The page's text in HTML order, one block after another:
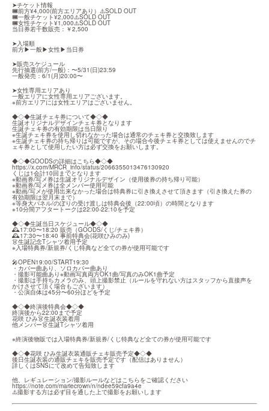
➤チケット情報
🎟️前方¥4,000(前方エリアあり）⚠️SOLD OUT
🎟️一般チケット¥2,000⚠️SOLD OUT
🎟️女性チケット¥1,000⚠️SOLD OUT
当日券若干数販売：￥2,500
➤入場順
前方▶︎一般▶︎女性▶︎当日券
➤販売スケジュール
先行抽選(前方/一般)：〜5/31(日)23:59
一般発売：6/1(月)20:00〜
➤女性専用エリアあり
一般エリアに女性専用エリアございます。
※前方エリアには女性エリアはございません。
◆◇◆生誕チェキ券について◆◇◆
生誕オリジナルデザインチェキ券となります
生誕チェキ券の有効期限は当日限り
※生誕チェキ券を使用し切れなかった場合は通常のチェキ券と交換致します
※生誕チェキ券の持ち帰りは可能ですが、その場合今後チェキ券としては使えませんのでチ
ェキ券として使用したい方は必ず交換をお願いします。
https://x.com/MRCR_info/status/2066355013476130920
くじは1会計10回までとなります
※動画券/写メ券は生誕オリジナルデザイン（使用後券の持ち帰り可能）
※動画券/写メ券は全メンバー使用可能
※動画/写メが使用出来なかった場合は特典券に引き換えさせて頂きます（引き換えた券の
有効期限は翌月末まで）
※等身大パネル/のぼりの受け渡しは特典会後（22:00頃）の時間となります
※10分間アフタートークは22:00-22:10を予定
◆◇◆生誕当日スケジュール◆◇◆
🕰️17:00〜18:20 販売（GOODS/くじ/チェキ券）
🕰️17:30〜18:40 事前特典会(花咲ひみのみ)
👗生誕記念Tシャツ着用予定
※入場特典券/新規券/くじ特典など全ての券が使用可能です
🎤OPEN19:00/START19:30
・カバー曲あり、ソロカバー曲あり
・撮影可能曲あり※動画写真両方OK1曲/写真のみOK1曲予定
・撮影は手持ちカメラのみ、頭上撮影禁止（ルールを守れない方はスタッフから直接声を
かけさせて頂く場合もございます）
・公演自体は45分〜60分ほどを予定
◆◇◆終演後特典会◆◇◆
終演後から22:00まで予定
花咲 ひみ👗生誕衣装着用
他メンバー👗生誕Tシャツ着用
※終演後物販では入場特典券/新規券/くじ特典など全ての券が使用可能です
◆◇◆花咲 ひみ生誕衣装通販チェキ販売予定◆◇◆
後日生誕衣装の通販チェキを販売予定です（配信はありません）
詳しくはSNSにて改めて告知致します
https://note.com/mariecrown/n/ndee59cfa9a4e
⚠️撮影する方は必ず目を通した上で撮影をお願いします